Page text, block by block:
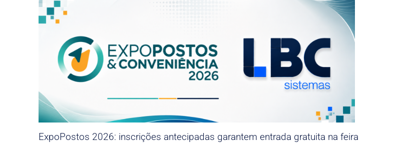
ExpoPostos 2026: inscrições antecipadas garantem entrada gratuita na feira